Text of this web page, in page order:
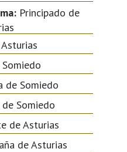
Principado de
Asturias
de Somiedo
Somiedo
de Asturias
de Asturias